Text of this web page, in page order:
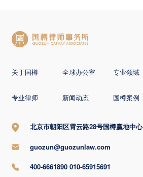
关于国樽 全球办公室 专业领域
专业律师 新闻动态 国樽案例
北京市朝阳区霄云路28号国樽赢地中心
guozun@guozunlaw.com
400-6661890 010-65915691